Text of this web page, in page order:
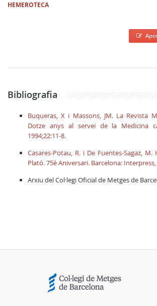
HEMEROTECA
Bibliografia
Buqueras, X i Massons, JM. La Revista
Dotze anys al servei de la Medicina
1994;22:11-8.
Casares-Potau, R. i De Fuentes-Sagaz,
Plató. 75è Aniversari. Barcelona: Interpress,
Arxiu del Col·legi Oficial de Metges de